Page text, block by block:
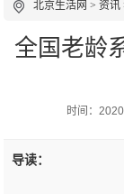
北京生活网 >资讯
全国老龄
时间：
导读：